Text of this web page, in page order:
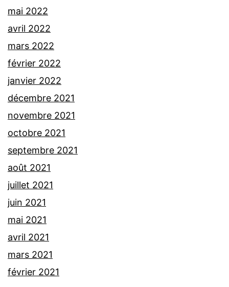
mai 2022
avril 2022
mars 2022
février 2022
janvier 2022
décembre 2021
novembre 2021
octobre 2021
septembre 2021
août 2021
juillet 2021
juin 2021
mai 2021
avril 2021
mars 2021
février 2021